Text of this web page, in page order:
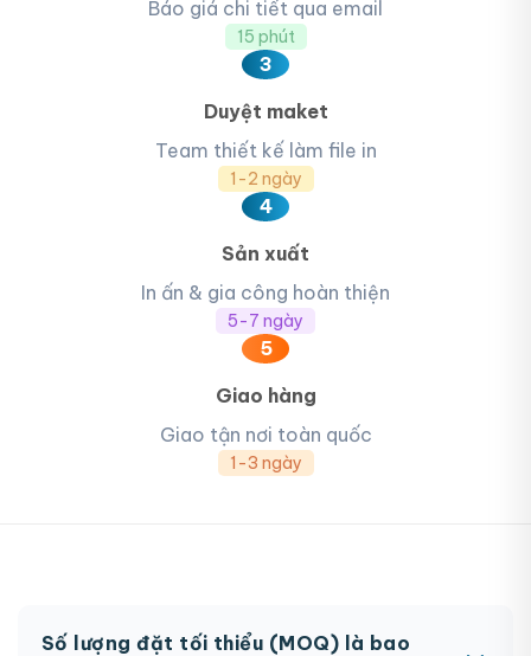
Báo giá chi tiết qua email
15 phút
3
Duyệt maket
Team thiết kế làm file in
1-2 ngày
4
Sản xuất
In ấn & gia công hoàn thiện
5-7 ngày
5
Giao hàng
Giao tận nơi toàn quốc
1-3 ngày
Số lượng đặt tối thiểu (MOQ) là bao